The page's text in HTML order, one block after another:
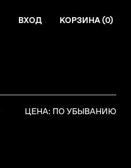
ВХОД КОРЗИНА (0)
ЦЕНА: ПО УБЫВАНИЮ